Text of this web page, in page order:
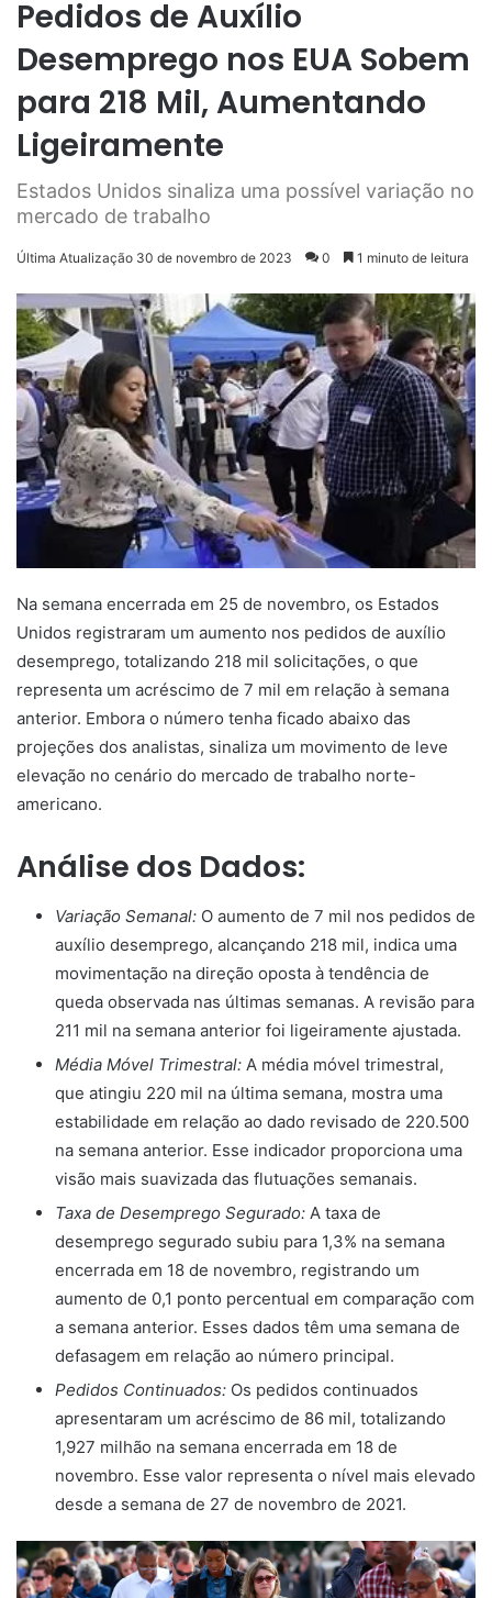
Pedidos de Auxílio
Desemprego nos EUA Sobem
para 218 Mil, Aumentando
Ligeiramente
Estados Unidos sinaliza uma possível variação no
mercado de trabalho
Última Atualização 30 de novembro de 2023 0 1 minuto de leitura
Na semana encerrada em 25 de novembro, os Estados
Unidos registraram um aumento nos pedidos de auxílio
desemprego, totalizando 218 mil solicitações, o que
representa um acréscimo de 7 mil em relação à semana
anterior. Embora o número tenha ficado abaixo das
projeções dos analistas, sinaliza um movimento de leve
elevação no cenário do mercado de trabalho norte-
americano.
Análise dos Dados:
Variação Semanal: O aumento de 7 mil nos pedidos de
auxílio desemprego, alcançando 218 mil, indica uma
movimentação na direção oposta à tendência de
queda observada nas últimas semanas. A revisão para
211 mil na semana anterior foi ligeiramente ajustada.
Média Móvel Trimestral: A média móvel trimestral,
que atingiu 220 mil na última semana, mostra uma
estabilidade em relação ao dado revisado de 220.500
na semana anterior. Esse indicador proporciona uma
visão mais suavizada das flutuações semanais.
Taxa de Desemprego Segurado: A taxa de
desemprego segurado subiu para 1,3% na semana
encerrada em 18 de novembro, registrando um
aumento de 0,1 ponto percentual em comparação com
a semana anterior. Esses dados têm uma semana de
defasagem em relação ao número principal.
Pedidos Continuados: Os pedidos continuados
apresentaram um acréscimo de 86 mil, totalizando
1,927 milhão na semana encerrada em 18 de
novembro. Esse valor representa o nível mais elevado
desde a semana de 27 de novembro de 2021.